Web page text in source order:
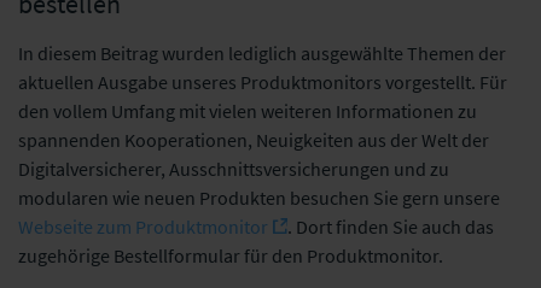
In diesem Beitrag wurden lediglich ausgewählte Themen der
aktuellen Ausgabe unseres Produktmonitors vorgestellt. Für
den vollem Umfang mit vielen weiteren Informationen zu
spannenden Kooperationen, Neuigkeiten aus der Welt der
Digitalversicherer, Ausschnittsversicherungen und zu
modularen wie neuen Produkten besuchen Sie gern unsere
Webseite zum Produktmonitor
. Dort finden Sie auch das
zugehörige Bestellformular für den Produktmonitor.